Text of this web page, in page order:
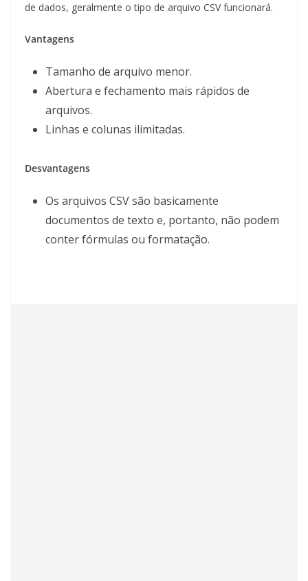
de dados, geralmente o tipo de arquivo CSV funcionará.
Vantagens
Tamanho de arquivo menor.
Abertura e fechamento mais rápidos de
arquivos.
Linhas e colunas ilimitadas.
Desvantagens
Os arquivos CSV são basicamente
documentos de texto e, portanto, não podem
conter fórmulas ou formatação.